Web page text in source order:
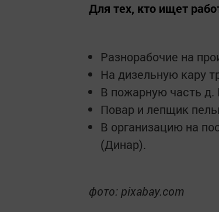
Для тех, кто ищет
Разнорабочие на
На дизельную кару
В пожарную часть
Повар и лепщик
В организацию на
(Динар).
фото: pixabay.com